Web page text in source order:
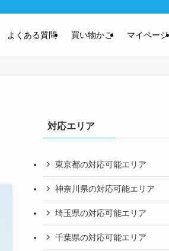
よくある質問 買い物かご マイページ
対応エリア
東京都の対応可能エリア
神奈川県の対応可能エリア
埼玉県の対応可能エリア
千葉県の対応可能エリア